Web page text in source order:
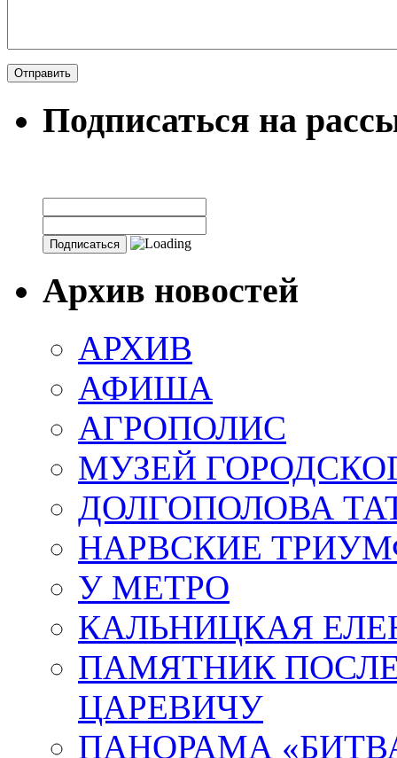
Подписаться на
Архив новостей
АРХИВ
АФИША
АГРОПОЛИС
МУЗЕЙ
ДОЛГОПОЛОВА
НАРВСКИЕ
У МЕТРО
КАЛЬНИЦКАЯ
ПАМЯТНИК
ЦАРЕВИЧУ
ПАНОРАМА